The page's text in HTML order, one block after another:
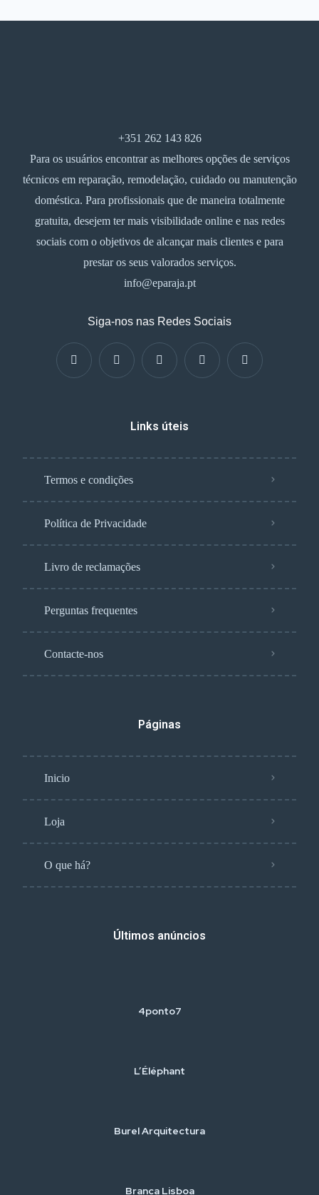
+351 262 143 826
Para os usuários encontrar as melhores opções de serviços
técnicos em reparação, remodelação, cuidado ou manutenção
doméstica. Para profissionais que de maneira totalmente
gratuita, desejem ter mais visibilidade online e nas redes
sociais com o objetivos de alcançar mais clientes e para
prestar os seus valorados serviços.
info@eparaja.pt
Siga-nos nas Redes Sociais
Links úteis
Termos e condições
Política de Privacidade
Livro de reclamações
Perguntas frequentes
Contacte-nos
Páginas
Inicio
Loja
O que há?
Últimos anúncios
4ponto7
L’Éléphant
Burel Arquitectura
Branca Lisboa